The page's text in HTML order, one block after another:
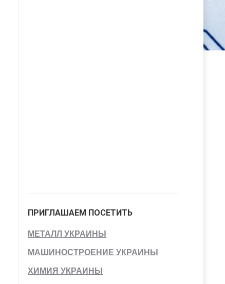
ПРИГЛАШАЕМ ПОСЕТИТЬ
МЕТАЛЛ УКРАИНЫ
МАШИНОСТРОЕНИЕ УКРАИНЫ
ХИМИЯ УКРАИНЫ